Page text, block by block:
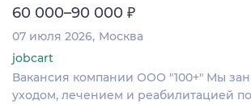
60 000–90 000 ₽
07 июля 2026 Москва
jobcart
Вакансия компании ООО "100+" Мы
уходом, лечением и реабилитацией